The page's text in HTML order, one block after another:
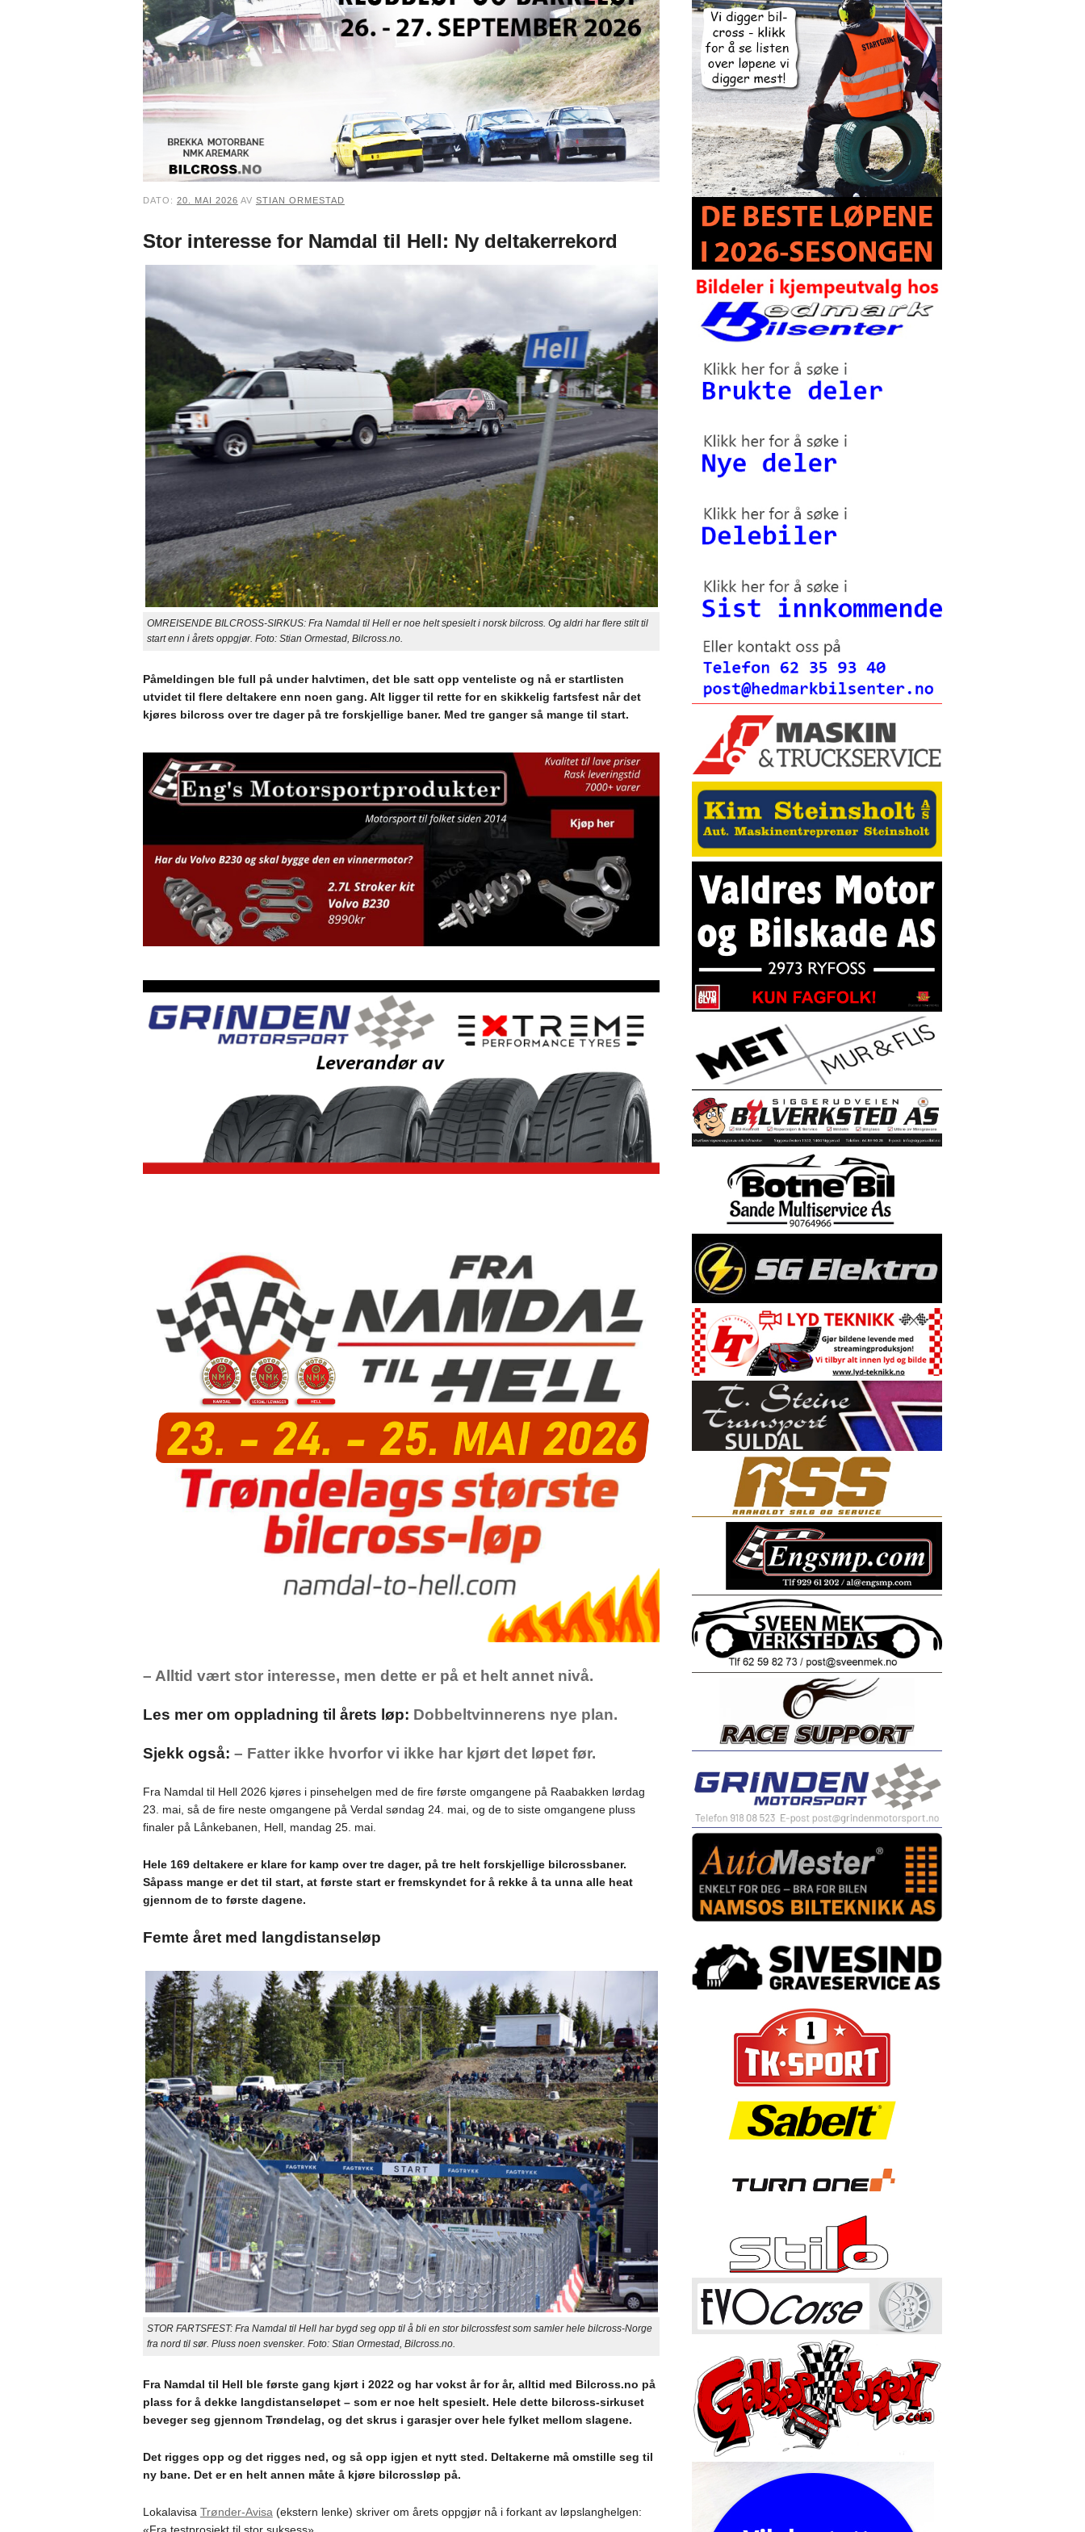
DATO: 20. MAI 2026 AV STIAN ORMESTAD
Stor interesse for Namdal til Hell: Ny deltakerrekord
OMREISENDE BILCROSS-SIRKUS: Fra Namdal til Hell er noe helt spesielt i norsk bilcross. Og aldri har flere stilt til
start enn i årets oppgjør. Foto: Stian Ormestad, Bilcross.no.
Påmeldingen ble full på under halvtimen, det ble satt opp venteliste og nå er startlisten
utvidet til flere deltakere enn noen gang. Alt ligger til rette for en skikkelig fartsfest når det
kjøres bilcross over tre dager på tre forskjellige baner. Med tre ganger så mange til start.
– Alltid vært stor interesse, men dette er på et helt annet nivå.
Les mer om oppladning til årets løp: Dobbeltvinnerens nye plan.
Sjekk også: – Fatter ikke hvorfor vi ikke har kjørt det løpet før.
Fra Namdal til Hell 2026 kjøres i pinsehelgen med de fire første omgangene på Raabakken lørdag
23. mai, så de fire neste omgangene på Verdal søndag 24. mai, og de to siste omgangene pluss
finaler på Lånkebanen, Hell, mandag 25. mai.
Hele 169 deltakere er klare for kamp over tre dager, på tre helt forskjellige bilcrossbaner.
Såpass mange er det til start, at første start er fremskyndet for å rekke å ta unna alle heat
gjennom de to første dagene.
Femte året med langdistanseløp
STOR FARTSFEST: Fra Namdal til Hell har bygd seg opp til å bli en stor bilcrossfest som samler hele bilcross-Norge
fra nord til sør. Pluss noen svensker. Foto: Stian Ormestad, Bilcross.no.
Fra Namdal til Hell ble første gang kjørt i 2022 og har vokst år for år, alltid med Bilcross.no på
plass for å dekke langdistanseløpet – som er noe helt spesielt. Hele dette bilcross-sirkuset
beveger seg gjennom Trøndelag, og det skrus i garasjer over hele fylket mellom slagene.
Det rigges opp og det rigges ned, og så opp igjen et nytt sted. Deltakerne må omstille seg til
ny bane. Det er en helt annen måte å kjøre bilcrossløp på.
Lokalavisa Trønder-Avisa(ekstern lenke) skriver om årets oppgjør nå i forkant av løpslanghelgen: